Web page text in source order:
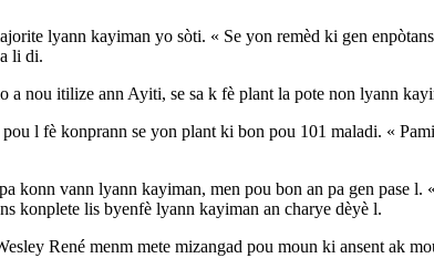
lyann kayiman yo sòti. « Se yon remèd ki gen
li di.
nou itilize ann Ayiti, se sa k fè plant la pote non lyann
l fè konprann se yon plant ki bon pou 101 maladi. «
vann lyann kayiman, men pou bon an pa gen pase
konplete lis byenfè lyann kayiman an charye dèyè l.
René menm mete mizangad pou moun ki ansent ak